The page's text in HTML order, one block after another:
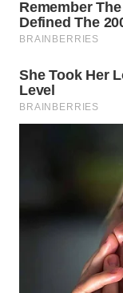
TEBING
TINGGI
WN
PAKPAK
WN